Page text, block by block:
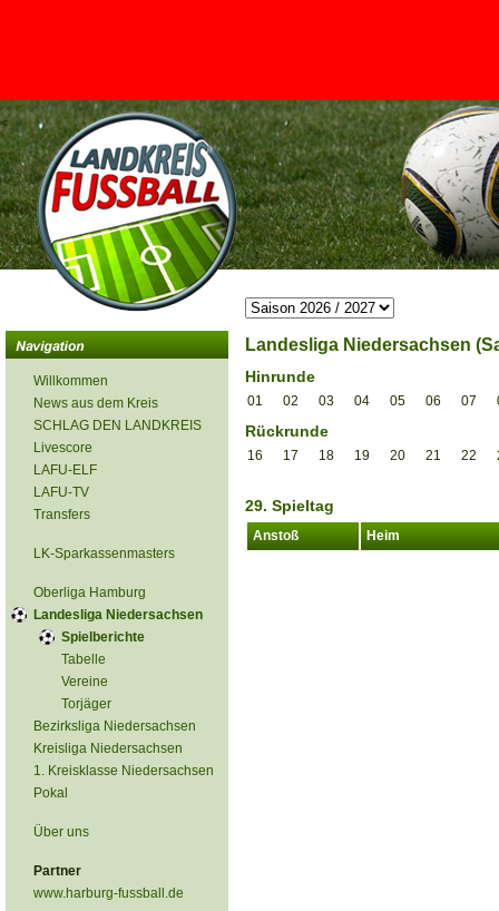
<
Willkommen
News aus dem Kreis
SCHLAG DEN LANDKREIS
Livescore
LAFU-ELF
LAFU-TV
Transfers
LK-Sparkassenmasters
Oberliga Hamburg
Landesliga Niedersachsen
Spielberichte
Tabelle
Vereine
Torjäger
Bezirksliga Niedersachsen
Kreisliga Niedersachsen
1. Kreisklasse Niedersachsen
Pokal
Über uns
Partner
www.harburg-fussball.de
Landesliga Niedersachsen
Hinrunde
01 02 03 04 05 06 07
Rückrunde
16 17 18 19 20 21 22
29. Spieltag
Anstoß Heim